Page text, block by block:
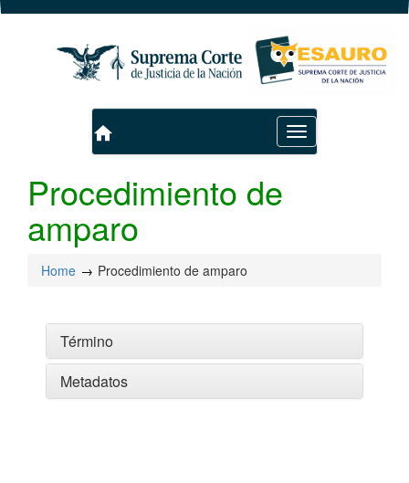
Toggle
navigation
home
Procedimiento de
amparo
Home Procedimiento de amparo
Término
Metadatos